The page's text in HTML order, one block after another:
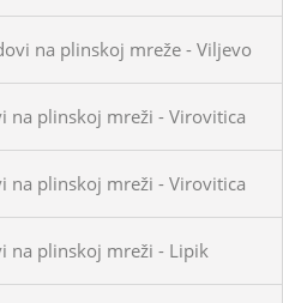
na plinskoj mreže - Viljevo
na plinskoj mreži - Virovitica
na plinskoj mreži - Virovitica
na plinskoj mreži - Lipik